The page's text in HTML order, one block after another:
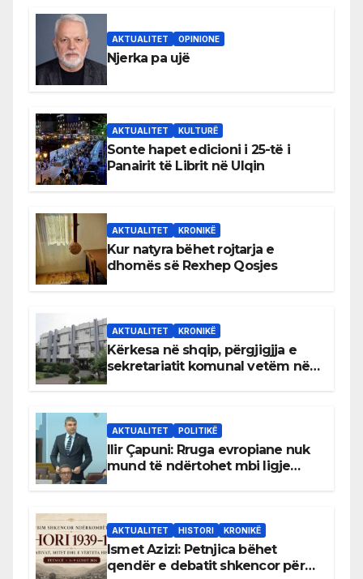
AKTUALITET OPINIONE
Njerka pa ujë
AKTUALITET KULTURË
Sonte hapet edicioni i 25-të i
Panairit të Librit në Ulqin
AKTUALITET KRONIKË
Kur natyra bëhet rojtarja e
dhomës së Rexhep Qosjes
AKTUALITET KRONIKË
Kërkesa në shqip, përgjigjja e
sekretariatit komunal vetëm në
AKTUALITET POLITIKË
Ilir Çapuni: Rruga evropiane nuk
mund të ndërtohet mbi ligje
AKTUALITET HISTORI KRONIKË
Ismet Azizi: Petnjica bëhet
qendër e debatit shkencor për